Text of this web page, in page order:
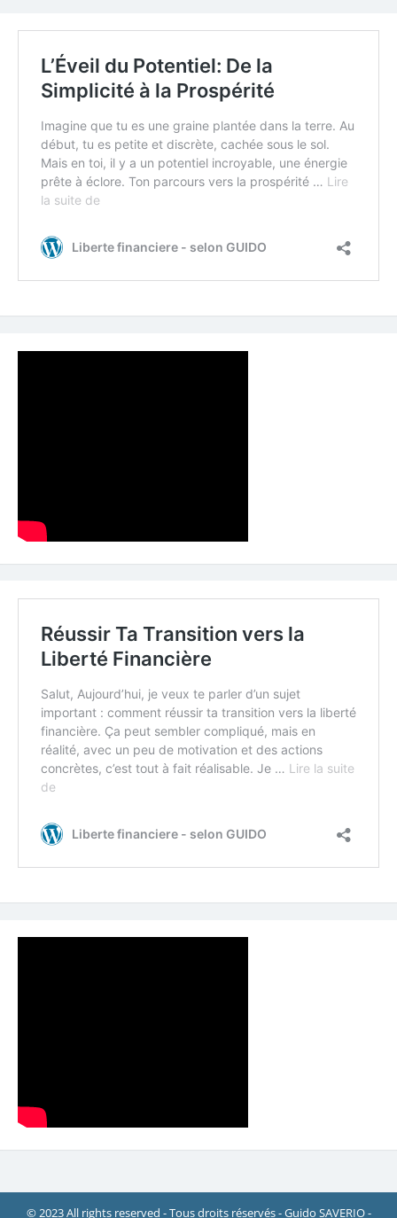
© 2023 All rights reserved - Tous droits réservés - Guido SAVERIO -